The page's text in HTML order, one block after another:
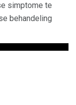
simptome te
behandeling